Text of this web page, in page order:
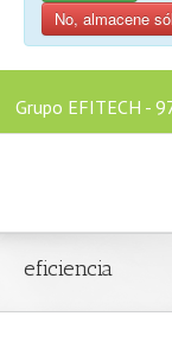
No, almacene
Grupo EFITECH -
eficiencia